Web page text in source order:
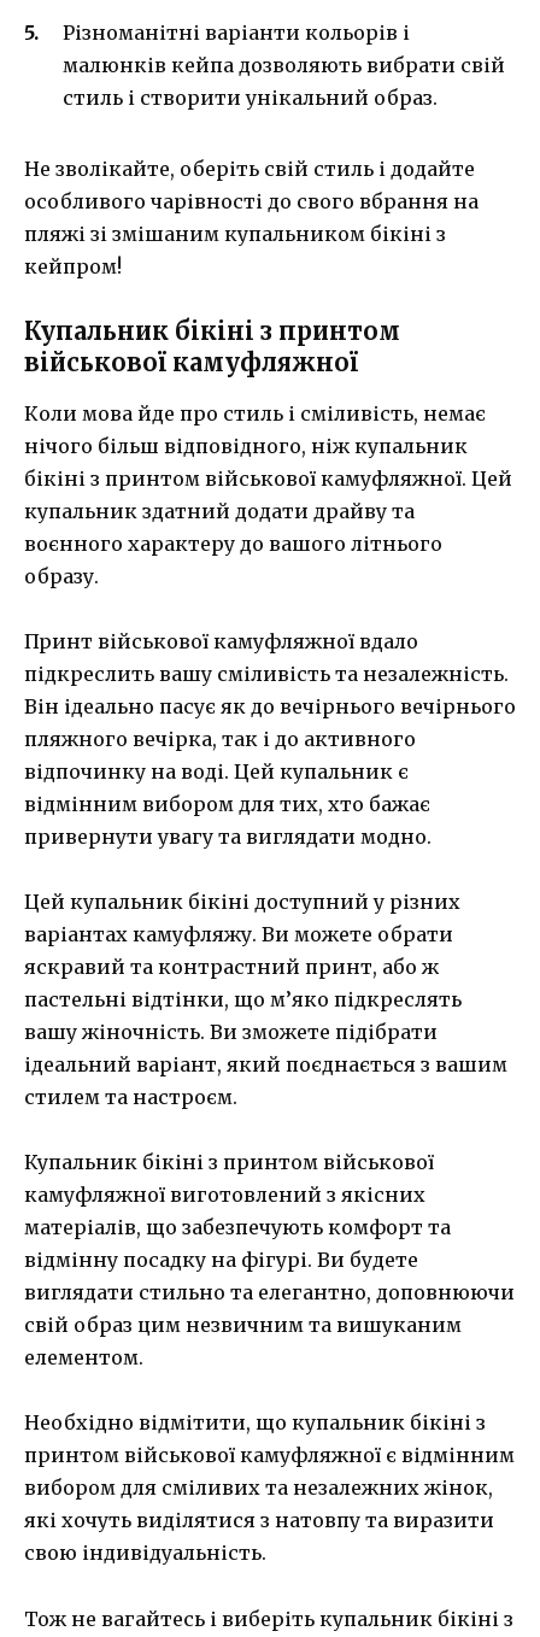
Різноманітні варіанти кольорів і
малюнків кейпа дозволяють вибрати свій
стиль і створити унікальний образ.
Не зволікайте, оберіть свій стиль і додайте
особливого чарівності до свого вбрання на
пляжі зі змішаним купальником бікіні з
кейпром!
Купальник бікіні з принтом
військової камуфляжної
Коли мова йде про стиль і сміливість, немає
нічого більш відповідного, ніж купальник
бікіні з принтом військової камуфляжної. Цей
купальник здатний додати драйву та
воєнного характеру до вашого літнього
образу.
Принт військової камуфляжної вдало
підкреслить вашу сміливість та незалежність.
Він ідеально пасує як до вечірнього вечірнього
пляжного вечірка, так і до активного
відпочинку на воді. Цей купальник є
відмінним вибором для тих, хто бажає
привернути увагу та виглядати модно.
Цей купальник бікіні доступний у різних
варіантах камуфляжу. Ви можете обрати
яскравий та контрастний принт, або ж
пастельні відтінки, що м’яко підкреслять
вашу жіночність. Ви зможете підібрати
ідеальний варіант, який поєднається з вашим
стилем та настроєм.
Купальник бікіні з принтом військової
камуфляжної виготовлений з якісних
матеріалів, що забезпечують комфорт та
відмінну посадку на фігурі. Ви будете
виглядати стильно та елегантно, доповнюючи
свій образ цим незвичним та вишуканим
елементом.
Необхідно відмітити, що купальник бікіні з
принтом військової камуфляжної є відмінним
вибором для сміливих та незалежних жінок,
які хочуть виділятися з натовпу та виразити
свою індивідуальність.
Тож не вагайтесь і виберіть купальник бікіні з